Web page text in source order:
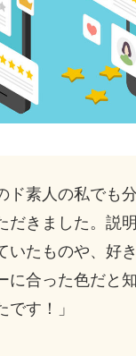
ド素人の私でも
だきました。説
いたものや、好
に合った色だと
です！」